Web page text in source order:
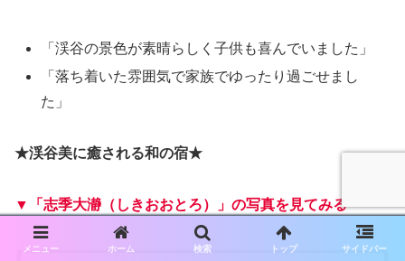
「渓谷の景色が素晴らしく子供も喜んでいました」
「落ち着いた雰囲気で家族でゆったり過ごせまし
た」
★渓谷美に癒される和の宿★
▼「志季大瀞（しきおおとろ）」の写真を見てみる
メニュー ホーム 検索 トップ サイドバー